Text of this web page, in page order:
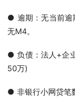
● 逾期：无当前
无M4。
● 负债：法⼈+企
50万)
● 非银行小网贷笔